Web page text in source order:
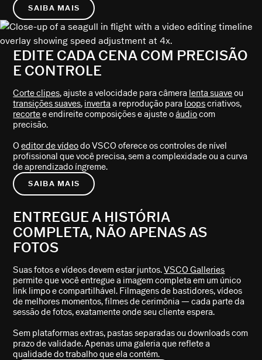
SAIBA MAIS
EDITE CADA CENA COM PRECISÃO
E CONTROLE
Corte clipes, ajuste a velocidade para câmera lenta suaveou
transições suaves, invertaa reprodução para loopscriativos,
recortee endireite composições e ajuste oáudiocom
precisão.
Oeditor de vídeodo VSCO oferece os controles de nível
profissional que você precisa, sem a complexidade ou a curva
de aprendizado íngreme.
SAIBA MAIS
ENTREGUE A HISTÓRIA
COMPLETA, NÃO APENAS AS
FOTOS
Suas fotos e vídeos devem estar juntos.VSCO Galleries
permite que você entregue a imagem completa em um único
link limpo e compartilhável. Filmagens de bastidores, vídeos
de melhores momentos, filmes de cerimônia — cada parte da
sessão de fotos, exatamente onde seu cliente espera.
Sem plataformas extras, pastas separadas ou downloads com
prazo de validade. Apenas uma galeria que reflete a
qualidade do trabalho que ela contém.